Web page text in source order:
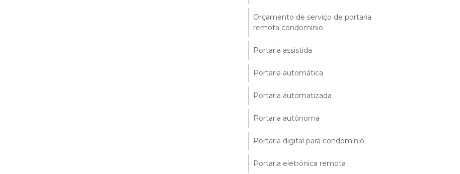
Orçamento de serviço de portaria
remota condomínio
Portaria assistida
Portaria automática
Portaria automatizada
Portaria autônoma
Portaria digital para condomínio
Portaria eletrônica remota